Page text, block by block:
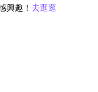
興趣！ 去逛逛